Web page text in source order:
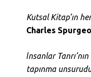
Kutsal Kitap’ın
Charles
İnsanlar
tapınma